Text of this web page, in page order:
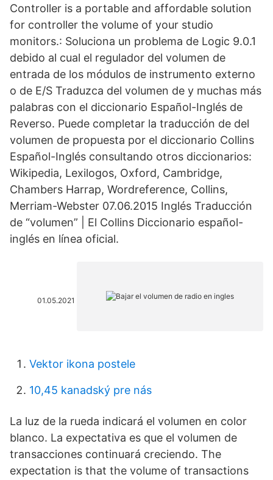
Controller is a portable and affordable solution
for controller the volume of your studio
monitors.: Soluciona un problema de Logic 9.0.1
debido al cual el regulador del volumen de
entrada de los módulos de instrumento externo
o de E/S Traduzca del volumen de y muchas más
palabras con el diccionario Español-Inglés de
Reverso. Puede completar la traducción de del
volumen de propuesta por el diccionario Collins
Español-Inglés consultando otros diccionarios:
Wikipedia, Lexilogos, Oxford, Cambridge,
Chambers Harrap, Wordreference, Collins,
Merriam-Webster 07.06.2015 Inglés Traducción
de “volumen” | El Collins Diccionario español-
inglés en línea oficial.
01.05.2021
Vektor ikona postele
10,45 kanadský pre nás
La luz de la rueda indicará el volumen en color
blanco. La expectativa es que el volumen de
transacciones continuará creciendo. The
expectation is that the volume of transactions